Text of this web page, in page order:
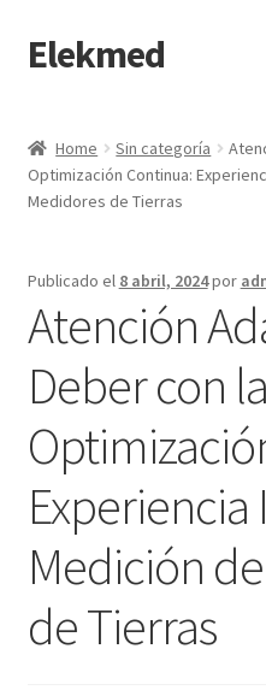
Saltar
a
Ir
al
Elekmed
¿Por Qué Elegir a Elekmed
Principal?
¿Qué es un Amperímetro y
¿Qué es un medidor de
¿Qué es un multímetro y
¿Qué es un osciloscopio y
Amperímetro con
Home Sin categoría
Optimización Continua:
Medidores de Tierras
Publicado el 8 abril, 2024por
Atención
Deber con la
Medición
de Tierras